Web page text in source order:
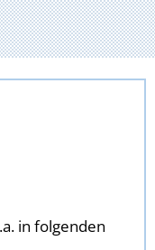
in folgenden